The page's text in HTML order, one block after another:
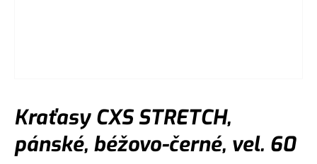
Kraťasy CXS STRETCH,
pánské, béžovo-černé, vel. 60